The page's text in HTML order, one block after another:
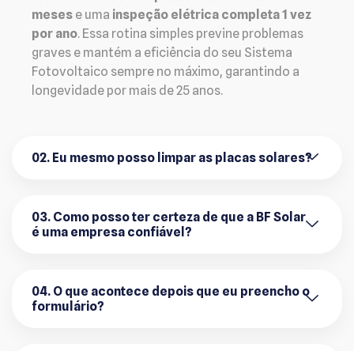
meses e uma inspeção elétrica completa 1 vez
por ano. Essa rotina simples previne problemas
graves e mantém a eficiência do seu Sistema
Fotovoltaico sempre no máximo, garantindo a
longevidade por mais de 25 anos.
02. Eu mesmo posso limpar as placas solares?
03. Como posso ter certeza de que a BF Solar
é uma empresa confiável?
04. O que acontece depois que eu preencho o
formulário?